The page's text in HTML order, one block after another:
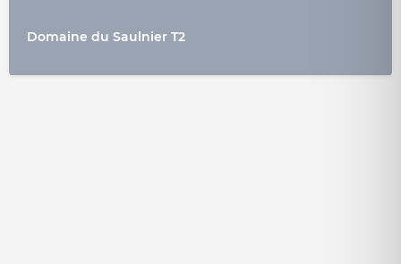
Domaine du Saulnier T2